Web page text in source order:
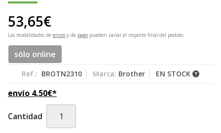
53,65€
Las modalidades de envío y de pago pueden variar el importe final del pedido.
sólo online
Ref.: BROTN2310 Marca: Brother EN STOCK
envío 4,50€*
Cantidad